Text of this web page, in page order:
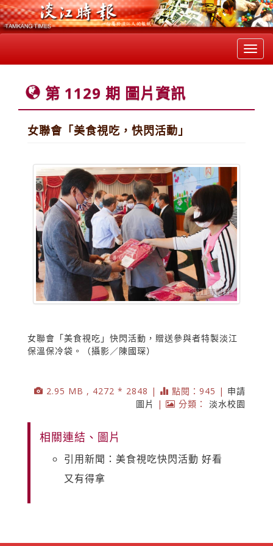
第 1129 期 圖片資訊
女聯會「美食視吃，快閃活動」
女聯會「美食視吃」快閃活動，贈送參與者特製淡江
保溫保冷袋。（攝影／陳國琛）
2.95 MB , 4272 * 2848 | 點閱：945 | 申請
圖片
| 分類： 淡水校園
相關連結、圖片
引用新聞：美食視吃快閃活動 好看
又有得拿